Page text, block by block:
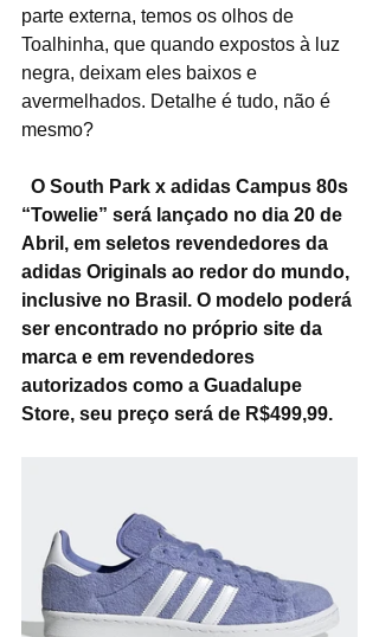
parte externa, temos os olhos de
Toalhinha, que quando expostos à luz
negra, deixam eles baixos e
avermelhados. Detalhe é tudo, não é
mesmo?
“Towelie” será lançado no dia 20 de
Abril, em seletos revendedores da
adidas Originals ao redor do mundo,
inclusive no Brasil. O modelo poderá
ser encontrado no próprio site da
marca e em revendedores
autorizados como a Guadalupe
Store, seu preço será de R$499,99.